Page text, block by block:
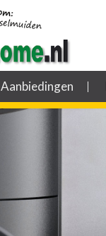
Aanbiedingen